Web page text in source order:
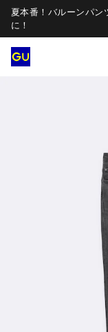
夏本番！バルーンパン
に！